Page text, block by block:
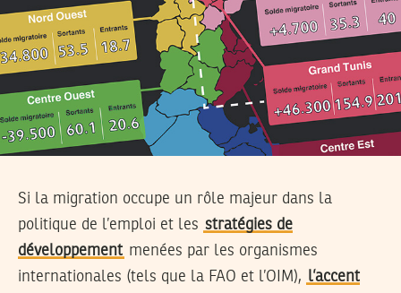
Si la migration occupe un rôle majeur dans la
politique de l’emploi et les stratégies de
développement menées par les organismes
internationales (tels que la FAO et l’OIM), l’accent